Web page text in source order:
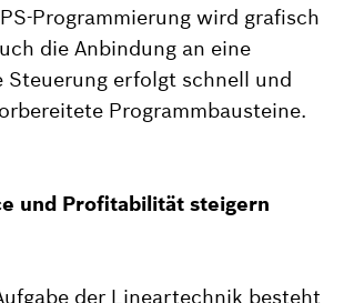
Programmierung wird grafisch
die Anbindung an eine
Steuerung erfolgt schnell und
Programmbausteine.
und Profitabilität steigern
der Lineartechnik besteht